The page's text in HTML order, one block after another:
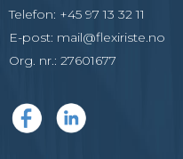
Telefon: +45 97 13 32 11
E-post: mail@flexiriste.no
Org. nr. : 27601677